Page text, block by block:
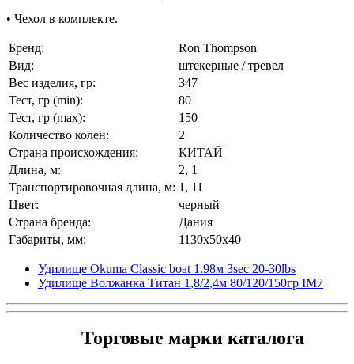
• Чехол в комплекте.
Бренд:
Ron Thompson
Вид:
штекерные / тревел
Вес изделия, гр:
347
Тест, гр (min):
80
Тест, гр (max):
150
Количество колен:
2
Страна происхождения:
КИТАЙ
Длина, м:
2, 1
Транспортировочная длина, м: 1, 11
Цвет:
черный
Страна бренда:
Дания
Габариты, мм:
1130x50x40
Удилище Okuma Classic boat 1.98м 3sec 20-30lbs
Удилище Волжанка Титан 1,8/2,4м 80/120/150гр IM7
Торговые марки каталога